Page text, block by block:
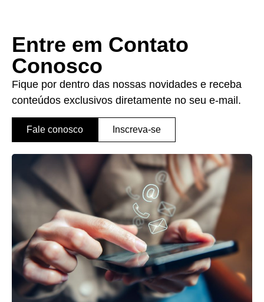
Entre em Contato
Conosco
Fique por dentro das nossas novidades e receba
conteúdos exclusivos diretamente no seu e-mail.
Fale conosco Inscreva-se